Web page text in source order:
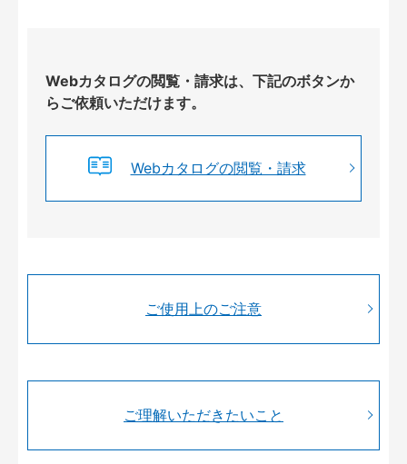
Webカタログの閲覧・請求は、下記のボタンか
らご依頼いただけます。
Webカタログの閲覧・請求
ご使用上のご注意
ご理解いただきたいこと